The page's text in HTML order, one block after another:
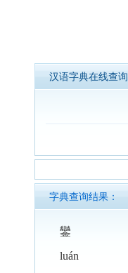
汉语字典在线查询
字典查询结果：
鑾
luán